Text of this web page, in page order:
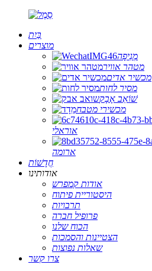
בַּיִת
מוצרים
מְנִיפָה
מטהר אוויר
מכשיר אדים
מסיר לחות
שׁוֹאֵב אָבָק
מכשירי מטבח
אוראלי
ארומה
חֲדָשׁוֹת
אודותינו
אודות קמפרש
היסטוריית פיתוח
תרבויות
פרופיל חברה
הכוח שלנו
הצטיינות והסמכות
שאלות נפוצות
צרו קשר